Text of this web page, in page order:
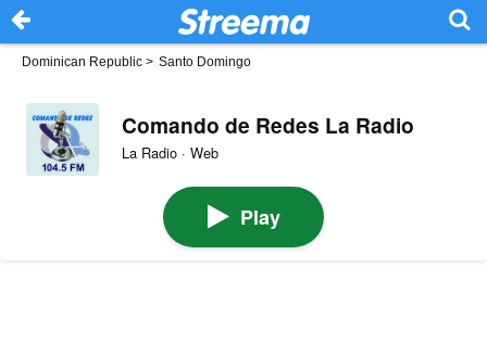
Dominican Republic > Santo Domingo
Comando de Redes La Radio
La Radio · Web
Play